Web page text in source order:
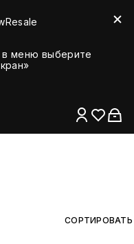
в меню выберите
СОРТИРОВАТЬ